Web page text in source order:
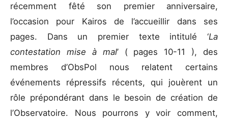
récemment fêté son premier anniversaire,
l’occasion pour Kairos de l’accueillir dans ses
pages. Dans un premier texte intitulé ‘La
contestation mise à mal’ ( pages 10-11 ), des
membres d’ObsPol nous relatent certains
événements répressifs récents, qui jouèrent un
rôle prépondérant dans le besoin de création de
l’Observatoire. Nous pourrons y voir comment,